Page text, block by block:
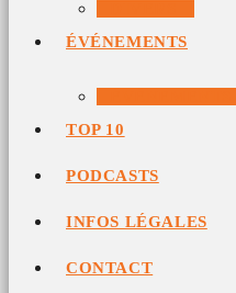
ÉVÉNEMENTS
TOP 10
PODCASTS
INFOS LÉGALES
CONTACT